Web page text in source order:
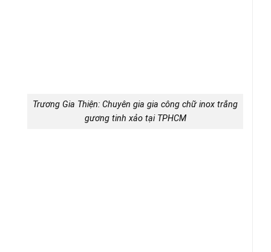
Trương Gia Thiện: Chuyên gia gia công chữ inox trắng
gương tinh xảo tại TPHCM